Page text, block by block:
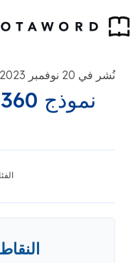
نُشر في 20 نوفمبر 2023 -
الفئات:
النقاط